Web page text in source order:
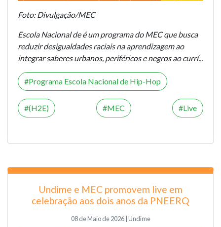
Foto: Divulgação/MEC
Escola Nacional de é um programa do MEC que busca
reduzir desigualdades raciais na aprendizagem ao
integrar saberes urbanos, periféricos e negros ao currí...
Programa Escola Nacional de Hip-Hop
(H2E) MEC Live
Undime e MEC promovem live em
celebração aos dois anos da PNEERQ
08 de Maio de 2026 | Undime